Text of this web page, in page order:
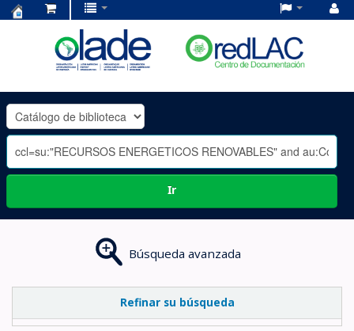
OLADE
-
Ir
Búsqueda avanzada
Refinar su búsqueda